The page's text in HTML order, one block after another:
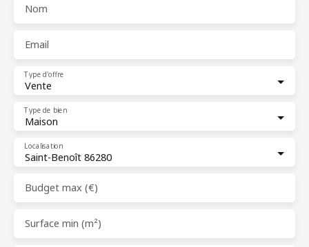
Nom
Email
Vente
Type d'offre
Maison
Type de bien
Saint-Benoît 86280
Localisation
Budget max (€)
Surface min (m²)